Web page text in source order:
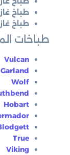
طباخ
طباخ
طباخات
Vulcan
Garland
Wolf
Hobart
True
Viking